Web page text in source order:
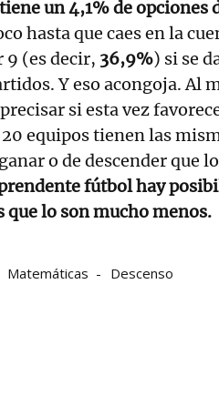
un 4,1% de opciones
hasta que caes en la
(es decir, 36,9%) si se
Y eso acongoja. Al
si esta vez
equipos tienen las
o de descender que
fútbol hay
que lo son mucho menos.
Matemáticas Descenso